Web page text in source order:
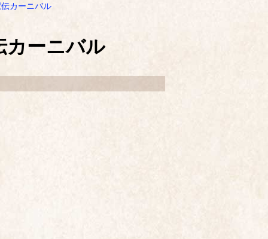
カーニバル
カーニバル